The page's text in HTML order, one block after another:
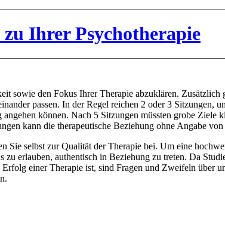
Ihrer Psychotherapie
sowie den Fokus Ihrer Therapie abzuklären. Zusätzlich
passen. In der Regel reichen 2 oder 3 Sitzungen,
können. Nach 5 Sitzungen müssten grobe Ziele
kann die therapeutische Beziehung ohne Angabe
selbst zur Qualität der Therapie bei. Um eine
erlauben, authentisch in Beziehung zu treten. Da
einer Therapie ist, sind Fragen und Zweifeln über